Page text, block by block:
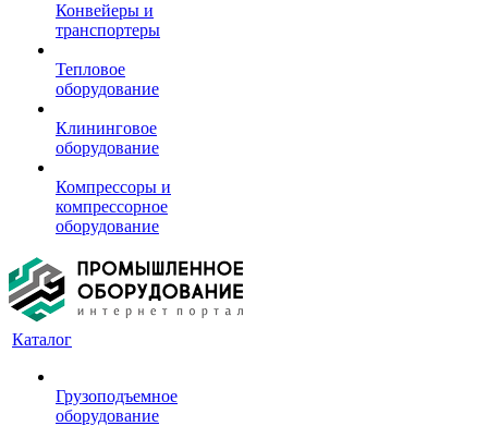
Конвейеры и
транспортеры
Тепловое
оборудование
Клининговое
оборудование
Компрессоры и
компрессорное
оборудование
Каталог
Грузоподъемное
оборудование